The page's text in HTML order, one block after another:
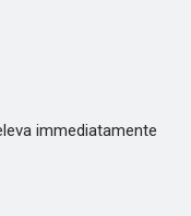
immediatamente